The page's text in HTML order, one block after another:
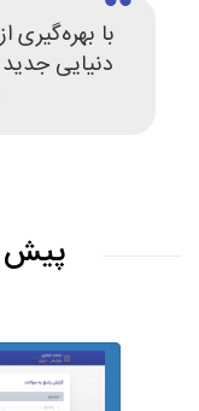
با
دنیایی
پیش